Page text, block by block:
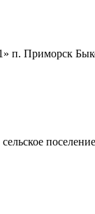
п. Приморск